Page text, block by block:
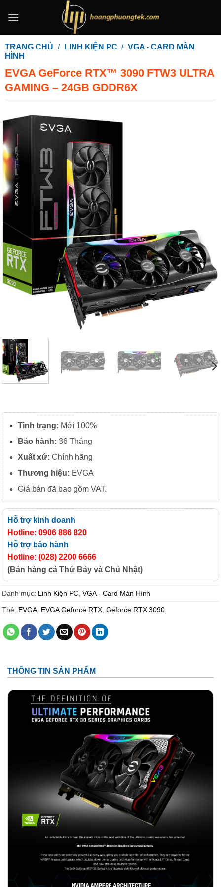
qua
dung
TRANG CHỦ / LINH KIỆN PC / VGA - CARD MÀN
HÌNH
EVGA GeForce RTX™ 3090 FTW3 ULTRA
GAMING – 24GB GDDR6X
Tình trạng: Mới 100%
Bảo hành: 36 Tháng
Xuất xứ: Chính hãng
Thương hiệu: EVGA
Giá bán đã bao gồm VAT.
Hỗ trợ kinh doanh
Hotline: 0906 886 820
Hỗ trợ bảo hành
Hotline: (028) 2200 6666
(Bán hàng cả Thứ Bảy và Chủ Nhật)
Danh mục: Linh Kiện PC VGA - Card Màn Hình
Thẻ: EVGA EVGA Geforce RTX Geforce RTX 3090
THÔNG TIN SẢN PHẨM